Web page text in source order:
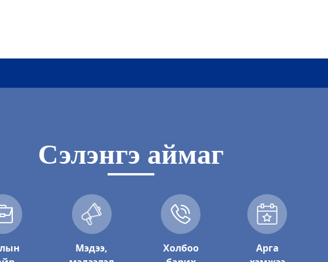
байгуулалтын газар
Сэлэнгэ аймаг
Мэдээ,
Холбоо
Арга